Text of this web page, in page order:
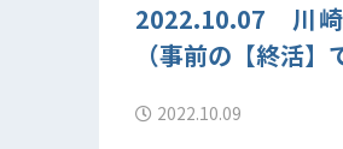
2022.10.07 川
（事前の【終活】
2022.10.09